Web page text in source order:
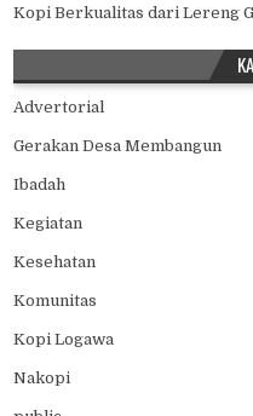
Kopi Berkualitas dari Lereng
Advertorial
Gerakan Desa Membangun
Ibadah
Kegiatan
Kesehatan
Komunitas
Kopi Logawa
Nakopi